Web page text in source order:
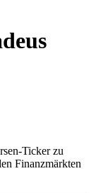
Ticker zu
Finanzmärkten